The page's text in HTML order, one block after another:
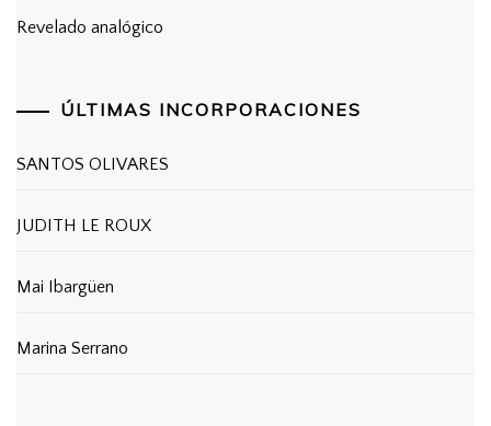
Revelado analógico
ÚLTIMAS INCORPORACIONES
SANTOS OLIVARES
JUDITH LE ROUX
Mai Ibargüen
Marina Serrano